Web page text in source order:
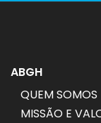
ABGH
QUEM SOMOS
MISSÃO E